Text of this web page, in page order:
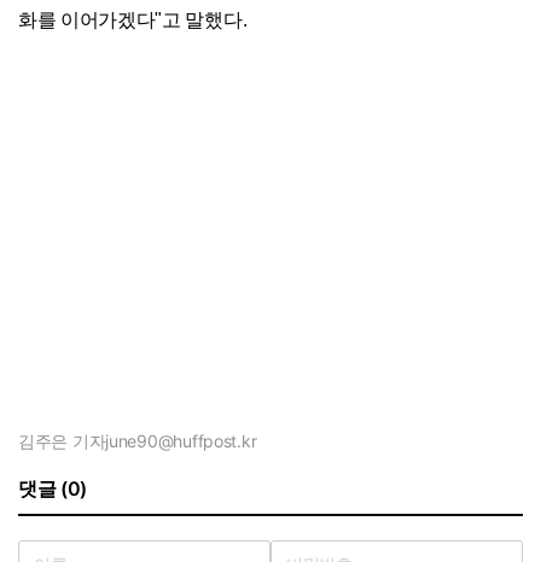
화를 이어가겠다"고 말했다.
김주은 기자june90@huffpost.kr
댓글 (0)